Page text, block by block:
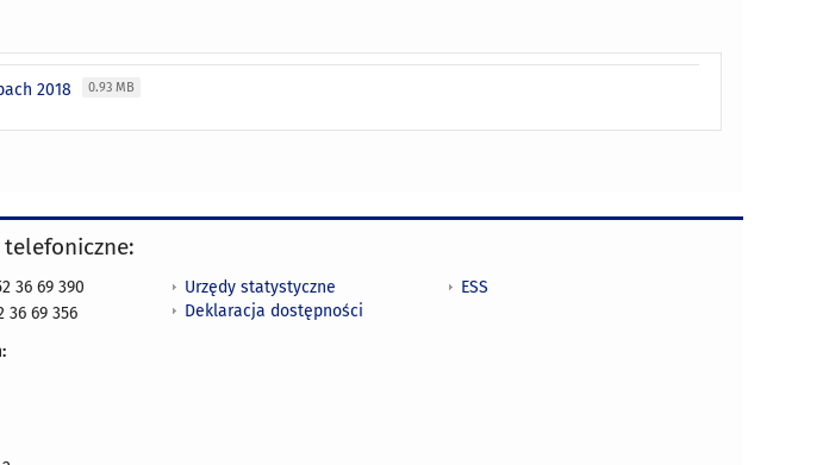
2018 0.93 MB
36 69 390
36 69 356
Urzędy statystyczne
Deklaracja dostępności
ESS